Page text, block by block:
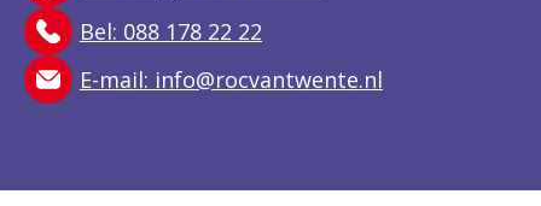
Bel: 088 178 22 22
E-mail: info@rocvantwente.nl